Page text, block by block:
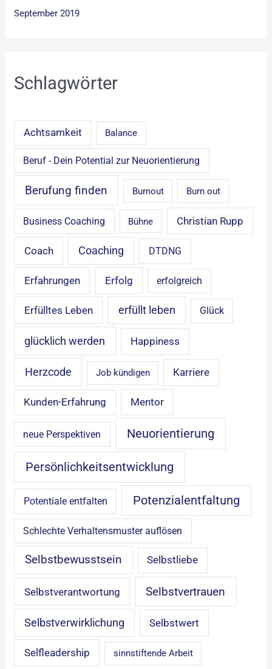
September 2019
Schlagwörter
Achtsamkeit Balance
Beruf - Dein Potential zur Neuorientierung
Berufung finden Burnout Burn out
Business Coaching Bühne Christian Rupp
Coach Coaching DTDNG
Erfahrungen Erfolg erfolgreich
Erfülltes Leben erfüllt leben Glück
glücklich werden Happiness
Herzcode Job kündigen Karriere
Kunden-Erfahrung Mentor
neue Perspektiven Neuorientierung
Persönlichkeitsentwicklung
Potentiale entfalten Potenzialentfaltung
Schlechte Verhaltensmuster auflösen
Selbstbewusstsein Selbstliebe
Selbstverantwortung Selbstvertrauen
Selbstverwirklichung Selbstwert
Selfleadership sinnstiftende Arbeit